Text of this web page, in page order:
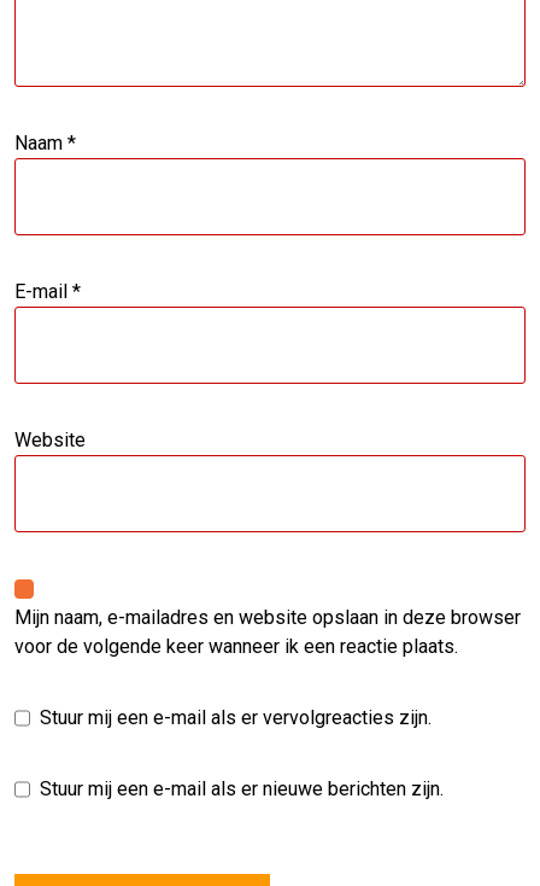
Naam *
E-mail *
Website
Mijn naam, e-mailadres en website opslaan in deze browser
voor de volgende keer wanneer ik een reactie plaats.
Stuur mij een e-mail als er vervolgreacties zijn.
Stuur mij een e-mail als er nieuwe berichten zijn.